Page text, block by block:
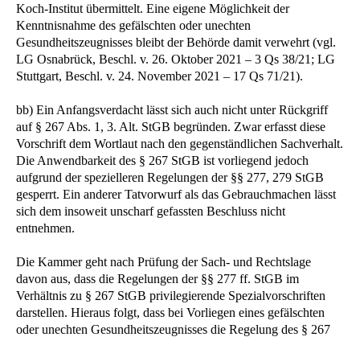
Koch-Institut übermittelt. Eine eigene Möglichkeit der
Kenntnisnahme des gefälschten oder unechten
Gesundheitszeugnisses bleibt der Behörde damit verwehrt (vgl.
LG Osnabrück, Beschl. v. 26. Oktober 2021 – 3 Qs 38/21; LG
Stuttgart, Beschl. v. 24. November 2021 – 17 Qs 71/21).
bb) Ein Anfangsverdacht lässt sich auch nicht unter Rückgriff
auf § 267 Abs. 1, 3. Alt. StGB begründen. Zwar erfasst diese
Vorschrift dem Wortlaut nach den gegenständlichen Sachverhalt.
Die Anwendbarkeit des § 267 StGB ist vorliegend jedoch
aufgrund der spezielleren Regelungen der §§ 277, 279 StGB
gesperrt. Ein anderer Tatvorwurf als das Gebrauchmachen lässt
sich dem insoweit unscharf gefassten Beschluss nicht
entnehmen.
Die Kammer geht nach Prüfung der Sach- und Rechtslage
davon aus, dass die Regelungen der §§ 277 ff. StGB im
Verhältnis zu § 267 StGB privilegierende Spezialvorschriften
darstellen. Hieraus folgt, dass bei Vorliegen eines gefälschten
oder unechten Gesundheitszeugnisses die Regelung des § 267